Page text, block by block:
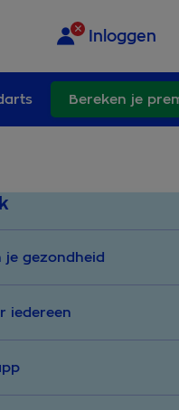
Inloggen
Bereken je
je gezondheid
iedereen